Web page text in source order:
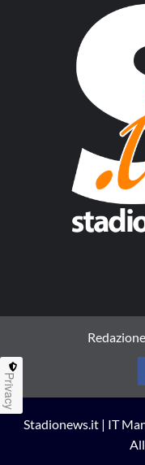
Redazione
Stadionews.it | IT
Privacy